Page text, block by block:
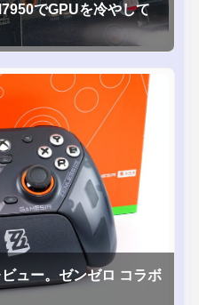
でGPUを冷やして
ュー。ゼンゼロ コラボ